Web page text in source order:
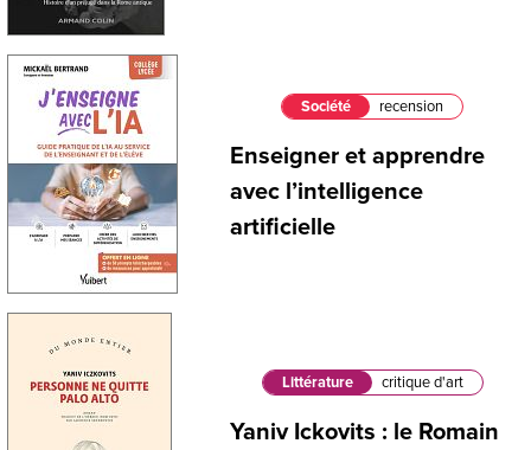
Société recension
Enseigner et apprendre
avec l’intelligence
artificielle
Littérature critique d'art
Yaniv Ickovits : le Romain